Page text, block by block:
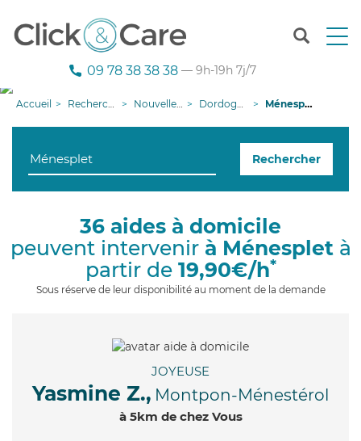
T
n
g
09 78 38 38 38 — 9h-19h 7j/7
Accueil Recherche aide à domicile Nouvelle-Aquitaine Dordogne Ménesplet
Rechercher
36 aides à domicile
peuvent intervenir à Ménespletà
partir de 19,90€/h*
Sous réserve de leur disponibilité au moment de la demande
JOYEUSE
Yasmine Z., Montpon-Ménestérol
à 5km de chez Vous